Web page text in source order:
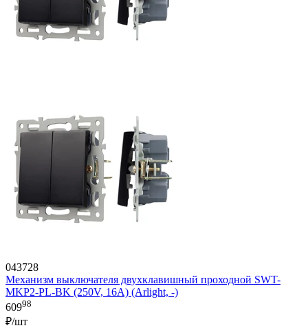
043728
Механизм выключателя двухклавишный проходной SWT-
MKP2-PL-BK (250V, 16A) (Arlight, -)
60998
₽/шт